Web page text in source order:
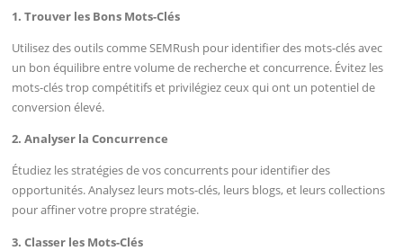
1. Trouver les Bons Mots-Clés
Utilisez des outils comme SEMRush pour identifier des mots-clés avec
un bon équilibre entre volume de recherche et concurrence. Évitez les
mots-clés trop compétitifs et privilégiez ceux qui ont un potentiel de
conversion élevé.
2. Analyser la Concurrence
Étudiez les stratégies de vos concurrents pour identifier des
opportunités. Analysez leurs mots-clés, leurs blogs, et leurs collections
pour affiner votre propre stratégie.
3. Classer les Mots-Clés